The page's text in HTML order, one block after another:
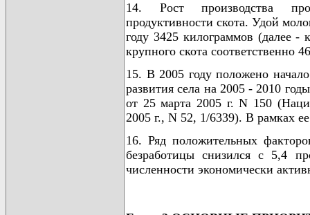
14. Рост производства
продуктивности скота. Удой
году 3425 килограммов (далее -
крупного скота соответственно
15. В 2005 году положено
развития села на 2005 - 2010
от 25 марта 2005 г. N 150
2005 г., N 52, 1/6339). В рамках
16. Ряд положительных
безработицы снизился с 5,4
численности экономически